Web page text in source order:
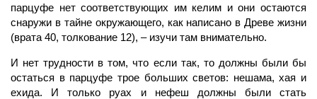
парцуфе нет соответствующих им келим и они остаются
снаружи в тайне окружающего, как написано в Древе жизни
(врата 40, толкование 12), – изучи там внимательно.
И нет трудности в том, что если так, то должны были бы
остаться в парцуфе трое больших светов: нешама, хая и
ехида. И только руах и нефеш должны были стать